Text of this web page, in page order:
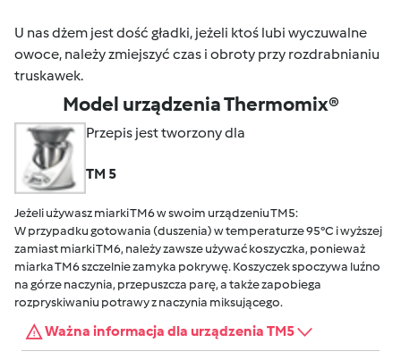
U nas dżem jest dość gładki, jeżeli ktoś lubi wyczuwalne
owoce, należy zmiejszyć czas i obroty przy rozdrabnianiu
truskawek.
Model urządzenia Thermomix®
Przepis jest tworzony dla
TM 5
Jeżeli używasz miarki TM6 w swoim urządzeniu TM5:
W przypadku gotowania (duszenia) w temperaturze 95°C i wyższej
zamiast miarki TM6, należy zawsze używać koszyczka, ponieważ
miarka TM6 szczelnie zamyka pokrywę. Koszyczek spoczywa luźno
na górze naczynia, przepuszcza parę, a także zapobiega
rozpryskiwaniu potrawy z naczynia miksującego.
Ważna informacja dla urządzenia TM5